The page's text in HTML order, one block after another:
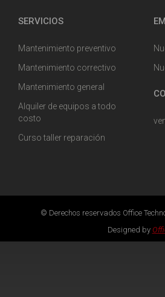
SERVICIOS
Mantenimiento preventivo
Mantenimiento correctivo
Mantenimiento general
Alquiler de equipos a todo
costo
Curso taller reparación
© Derechos reservados Office
Designed by